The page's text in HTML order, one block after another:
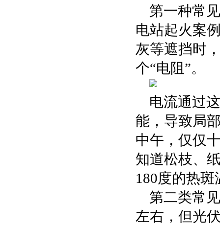
第一种常
电站起火案
灰等遮挡时
个“电阻”。
电流通过
能，导致局
中午，仅仅
知道松枝、
180度的热
第二类常
左右，但光